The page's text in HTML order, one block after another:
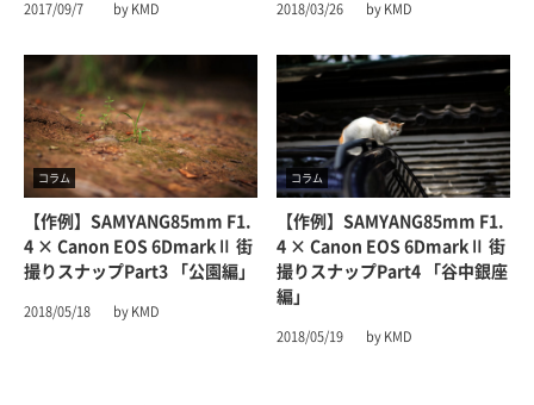
2017/09/7 by KMD 2018/03/26 by KMD
コラム
【作例】SAMYANG85mm F1.
4 × Canon EOS 6DmarkⅡ 街
撮りスナップpart3 「公園編」
2018/05/18 by KMD
コラム
【作例】SAMYANG85mm F1.
4 × Canon EOS 6DmarkⅡ 街
撮りスナップpart4 「谷中銀座
編」
2018/05/19 by KMD